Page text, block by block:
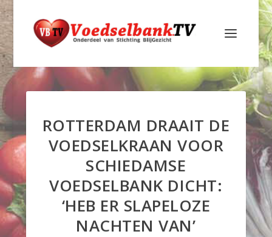
ROTTERDAM DRAAIT DE
VOEDSELKRAAN VOOR
SCHIEDAMSE
VOEDSELBANK DICHT:
‘HEB ER SLAPELOZE
NACHTEN VAN’